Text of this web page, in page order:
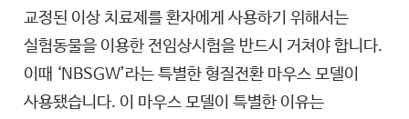
교정된 이상 치료제를 환자에게 사용하기 위해서는
실험동물을 이용한 전임상시험을 반드시 거쳐야 합니다.
이때 ‘NBSGW’라는 특별한 형질전환 마우스 모델이
사용됐습니다. 이 마우스 모델이 특별한 이유는